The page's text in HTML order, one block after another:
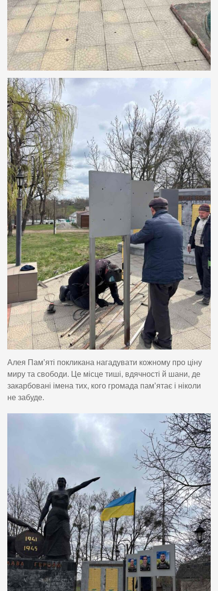
Алея Пам’яті покликана нагадувати кожному про ціну
миру та свободи. Це місце тиші, вдячності й шани, де
закарбовані імена тих, кого громада пам’ятає і ніколи
не забуде.